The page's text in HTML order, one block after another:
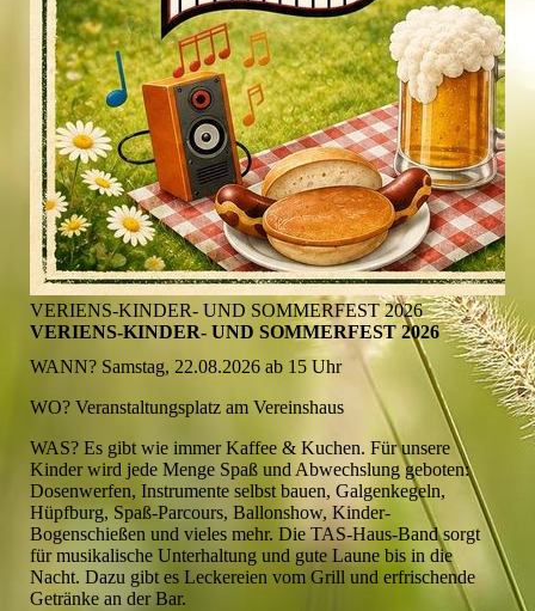
VERIENS-KINDER- UND SOMMERFEST 2026
VERIENS-KINDER- UND SOMMERFEST 2026
WANN? Samstag, 22.08.2026 ab 15 Uhr
WO? Veranstaltungsplatz am Vereinshaus
WAS? Es gibt wie immer Kaffee & Kuchen. Für unsere
Kinder wird jede Menge Spaß und Abwechslung geboten:
Dosenwerfen, Instrumente selbst bauen, Galgenkegeln,
Hüpfburg, Spaß-Parcours, Ballonshow, Kinder-
Bogenschießen und vieles mehr. Die TAS-Haus-Band sorgt
für musikalische Unterhaltung und gute Laune bis in die
Nacht. Dazu gibt es Leckereien vom Grill und erfrischende
Getränke an der Bar.